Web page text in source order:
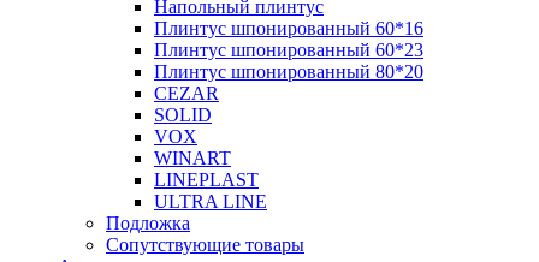
Напольный плинтус
Плинтус шпонированный 60*16
Плинтус шпонированный 60*23
Плинтус шпонированный 80*20
CEZAR
SOLID
VOX
WINART
LINEPLAST
ULTRA LINE
Подложка
Сопутствующие товары